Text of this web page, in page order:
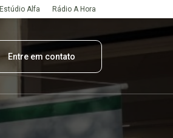
Estúdio Alfa Rádio A Hora
Entre em contato